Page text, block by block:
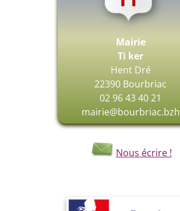
Mairie
Ti ker
Hent Dré
22390 Bourbriac
02 96 43 40 21
mairie@bourbriac.bzh
Nous écrire !